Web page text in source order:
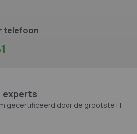
telefoon
experts
gecertificeerd door de grootste IT